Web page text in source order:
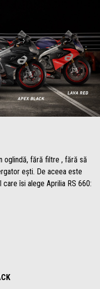
oglindă, fără filtre , fără să
ești. De aceea este
îsi alege Aprilia RS 660: